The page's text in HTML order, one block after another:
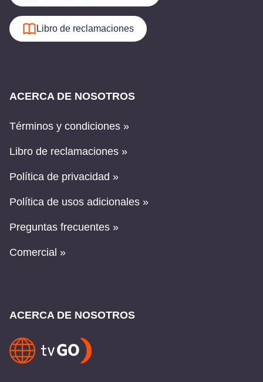
Libro de reclamaciones
ACERCA DE NOSOTROS
Términos y condiciones »
Libro de reclamaciones »
Política de privacidad »
Política de usos adicionales »
Preguntas frecuentes »
Comercial »
ACERCA DE NOSOTROS